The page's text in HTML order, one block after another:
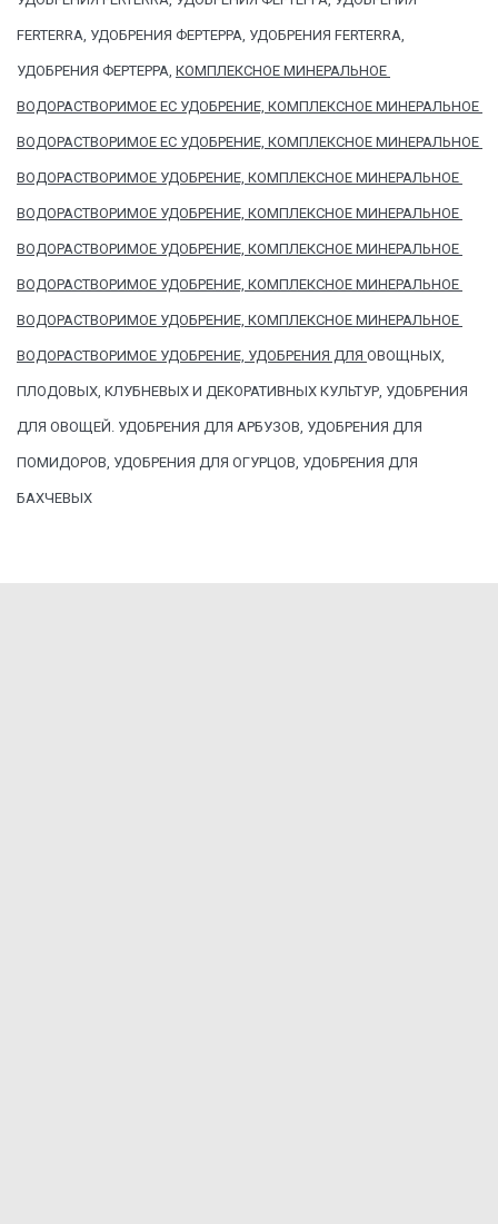
FERTERRA, УДОБРЕНИЯ ФЕРТЕРРА, УДОБРЕНИЯ FERTERRA,
УДОБРЕНИЯ ФЕРТЕРРА, КОМПЛЕКСНОЕ МИНЕРАЛЬНОЕ
ВОДОРАСТВОРИМОЕ EC УДОБРЕНИЕ, КОМПЛЕКСНОЕ МИНЕРАЛЬНОЕ
ВОДОРАСТВОРИМОЕ EC УДОБРЕНИЕ, КОМПЛЕКСНОЕ МИНЕРАЛЬНОЕ
ВОДОРАСТВОРИМОЕ УДОБРЕНИЕ, КОМПЛЕКСНОЕ МИНЕРАЛЬНОЕ
ВОДОРАСТВОРИМОЕ УДОБРЕНИЕ, КОМПЛЕКСНОЕ МИНЕРАЛЬНОЕ
ВОДОРАСТВОРИМОЕ УДОБРЕНИЕ, КОМПЛЕКСНОЕ МИНЕРАЛЬНОЕ
ВОДОРАСТВОРИМОЕ УДОБРЕНИЕ, КОМПЛЕКСНОЕ МИНЕРАЛЬНОЕ
ВОДОРАСТВОРИМОЕ УДОБРЕНИЕ, КОМПЛЕКСНОЕ МИНЕРАЛЬНОЕ
ВОДОРАСТВОРИМОЕ УДОБРЕНИЕ, УДОБРЕНИЯ ДЛЯ ОВОЩНЫХ,
ПЛОДОВЫХ, КЛУБНЕВЫХ И ДЕКОРАТИВНЫХ КУЛЬТУР, УДОБРЕНИЯ
ДЛЯ ОВОЩЕЙ. УДОБРЕНИЯ ДЛЯ АРБУЗОВ, УДОБРЕНИЯ ДЛЯ
ПОМИДОРОВ, УДОБРЕНИЯ ДЛЯ ОГУРЦОВ, УДОБРЕНИЯ ДЛЯ
БАХЧЕВЫХ